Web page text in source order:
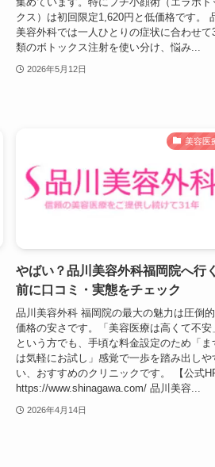
クス）は初回限定1,620円と低価格です。
美容外科では一人ひとりの症状に合わせて
類のボトックス注射を使い分け、悩み...
2026年5月12日
美容医
やばい？品川美容外科福岡院へ行く
前に口コミ・実態をチェック
品川美容外科 福岡院の最大の魅力は圧倒
価格の安さです。「美容医療は高くて不安
という方でも、手頃な料金設定のため「ま
は気軽にお試し」感覚で一歩を踏み出しや
い、おすすめのクリニックです。 【公式
https://www.shinagawa.com/ 品川美容...
2026年4月14日